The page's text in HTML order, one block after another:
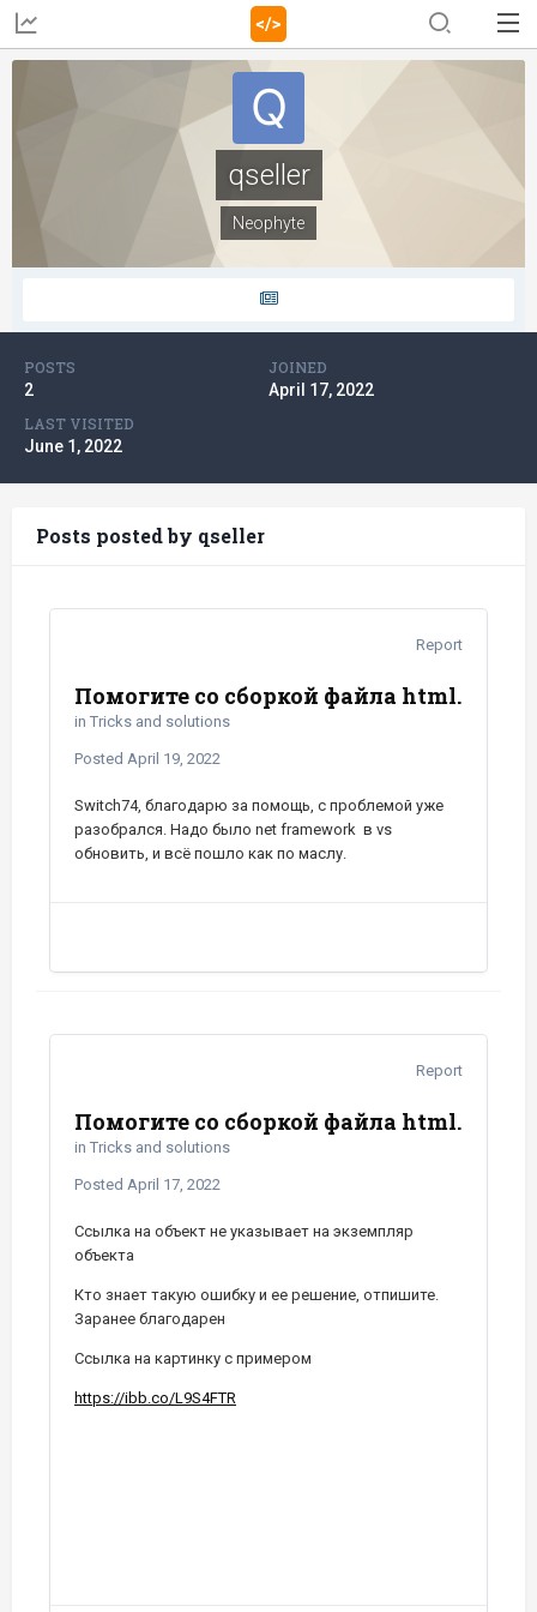
qseller
Neophyte
POSTS
2
JOINED
April 17, 2022
LAST VISITED
June 1, 2022
Posts posted by qseller
Report
Помогите со сборкой файла html.
in Tricks and solutions
Posted April 19, 2022
Switch74, благодарю за помощь, с проблемой уже
разобрался. Надо было net framework в vs
обновить, и всё пошло как по маслу.
Report
Помогите со сборкой файла html.
in Tricks and solutions
Posted April 17, 2022
Ссылка на объект не указывает на экземпляр
объекта
Кто знает такую ошибку и ее решение, отпишите.
Заранее благодарен
Ссылка на картинку с примером
https://ibb.co/L9S4FTR